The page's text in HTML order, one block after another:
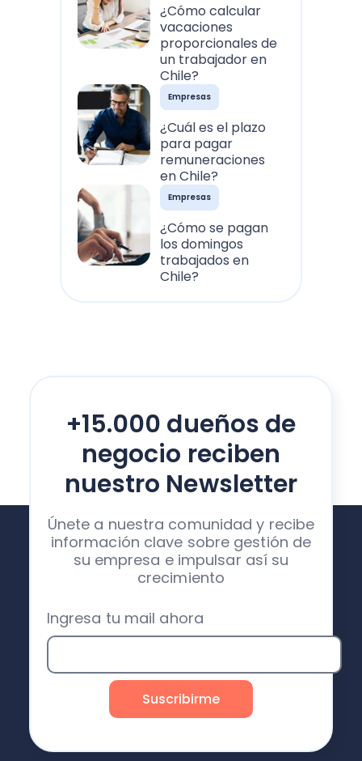
¿Cómo calcular
vacaciones
proporcionales de
un trabajador en
Chile?
Empresas
¿Cuál es el plazo
para pagar
remuneraciones
en Chile?
Empresas
¿Cómo se pagan
los domingos
trabajados en
Chile?
+15.000 dueños de
negocio reciben
nuestro Newsletter
Únete a nuestra comunidad y recibe
información clave sobre gestión de
su empresa e impulsar así su
crecimiento
Ingresa tu mail ahora